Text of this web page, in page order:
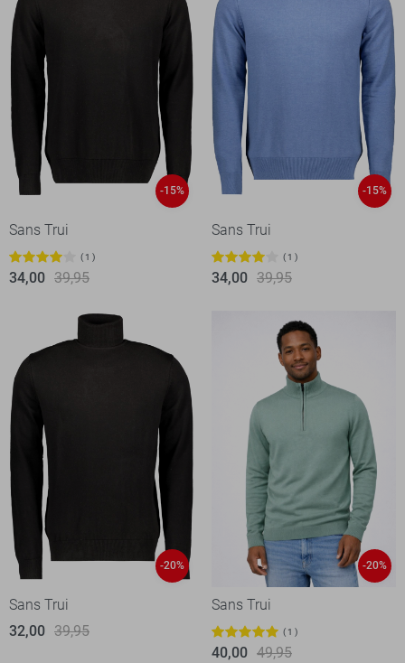
-15%
Sans Trui
1
34,00 39,95
-15%
Sans Trui
1
34,00 39,95
-20%
Sans Trui
32,00 39,95
-20%
Sans Trui
1
40,00 49,95